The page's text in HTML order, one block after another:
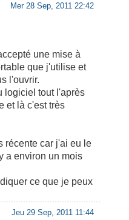
Mer 28 Sep, 2011 22:42
une mise à
que j'utilise et
l'ouvrir.
logiciel tout l'après
et là c'est très
récente car j'ai eu le
a environ un mois
ce que je peux
Jeu 29 Sep, 2011 11:44